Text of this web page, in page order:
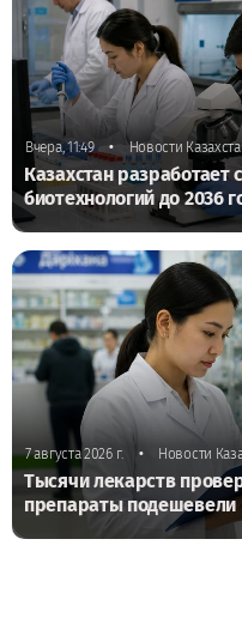
Вчера, 11:49 • Новости
Казахстан разработает
биотехнологий до 2036
7 августа 2026 г. • Новости
Тысячи лекарств
препараты подешевели